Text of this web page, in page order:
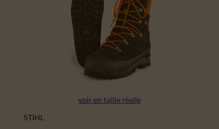
voir en taille réelle
STIHL